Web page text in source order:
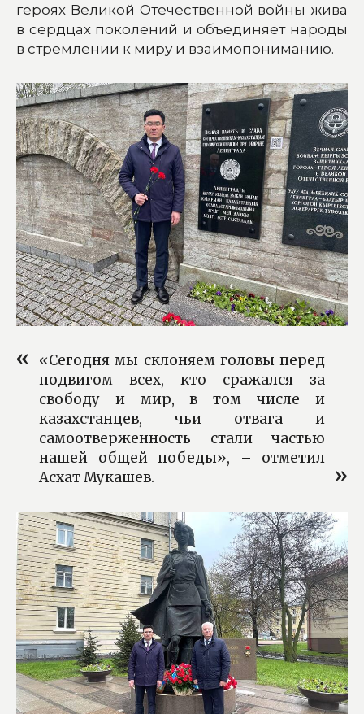
героях Великой Отечественной войны жива
в сердцах поколений и объединяет народы
в стремлении к миру и взаимопониманию.
«Сегодня мы склоняем головы перед
подвигом всех, кто сражался за
свободу и мир, в том числе и
казахстанцев, чьи отвага и
самоотверженность стали частью
нашей общей победы», – отметил
Асхат Мукашев.